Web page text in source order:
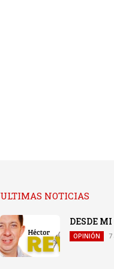
ULTIMAS NOTICIAS
DESDE
OPINIÓN